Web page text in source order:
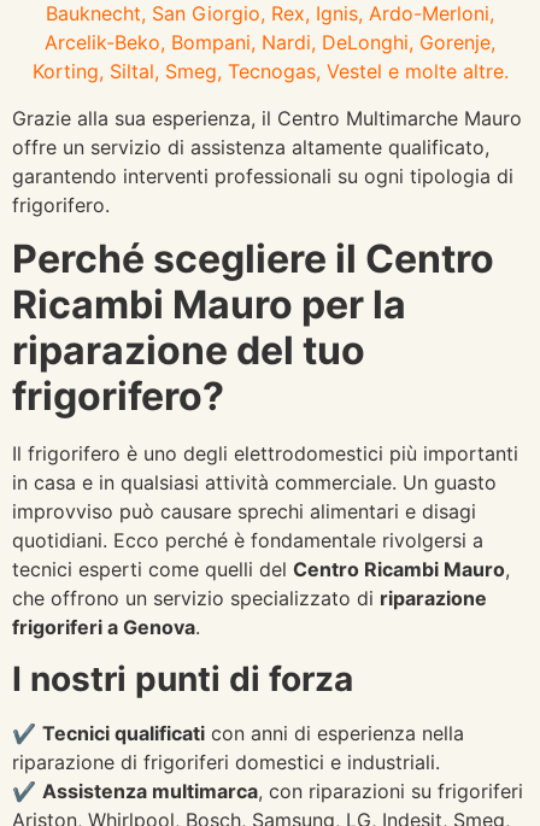
Bauknecht, San Giorgio, Rex, Ignis, Ardo-Merloni,
Arcelik-Beko, Bompani, Nardi, DeLonghi, Gorenje,
Korting, Siltal, Smeg, Tecnogas, Vestel e molte altre.
Grazie alla sua esperienza, il Centro Multimarche Mauro
offre un servizio di assistenza altamente qualificato,
garantendo interventi professionali su ogni tipologia di
frigorifero.
Perché scegliere il Centro
Ricambi Mauro per la
riparazione del tuo
frigorifero?
Il frigorifero è uno degli elettrodomestici più importanti
in casa e in qualsiasi attività commerciale. Un guasto
improvviso può causare sprechi alimentari e disagi
quotidiani. Ecco perché è fondamentale rivolgersi a
tecnici esperti come quelli del Centro Ricambi Mauro,
che offrono un servizio specializzato di riparazione
frigoriferi a Genova.
I nostri punti di forza
✔ Tecnici qualificati con anni di esperienza nella
riparazione di frigoriferi domestici e industriali.
✔ Assistenza multimarca, con riparazioni su frigoriferi
Ariston, Whirlpool, Bosch, Samsung, LG, Indesit, Smeg,